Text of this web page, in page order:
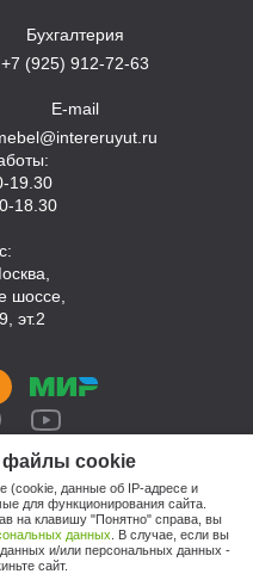
файлы cookie
(cookie, данные об IP-адресе и
для функционирования сайта.
на клавишу "Понятно" справа, вы
данных . В случае, если вы
и/или персональных данных -
сайт.
Бухгалтерия
+7 (925) 912-72-63
E-mail
19.30
18.30
шоссе,
эт.2
Уют»